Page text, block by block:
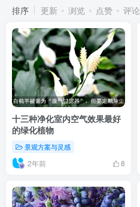
排序 更新 浏览 点赞 评论
十三种净化室内空气效果最好
的绿化植物
景观方案与灵感
2年前 8